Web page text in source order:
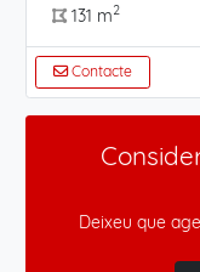
131 m2
Contacte
Deixeu que